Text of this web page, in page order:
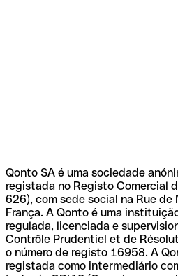
Qonto SA é uma sociedade
registada no Registo Comercial
626), com sede social na Rue
França. A Qonto é uma
regulada, licenciada e
Contrôle Prudentiel et de
o número de registo 16958. A
registada como intermediário